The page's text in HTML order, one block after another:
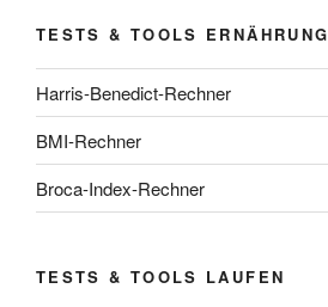
TESTS & TOOLS ERNÄHRUNG
Harris-Benedict-Rechner
BMI-Rechner
Broca-Index-Rechner
TESTS & TOOLS LAUFEN